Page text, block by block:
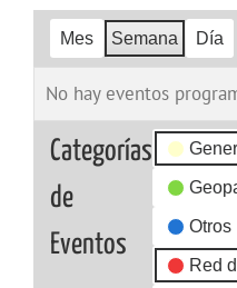
Mes Semana Día
No hay eventos
Categorías
de
Eventos
Otros
Red